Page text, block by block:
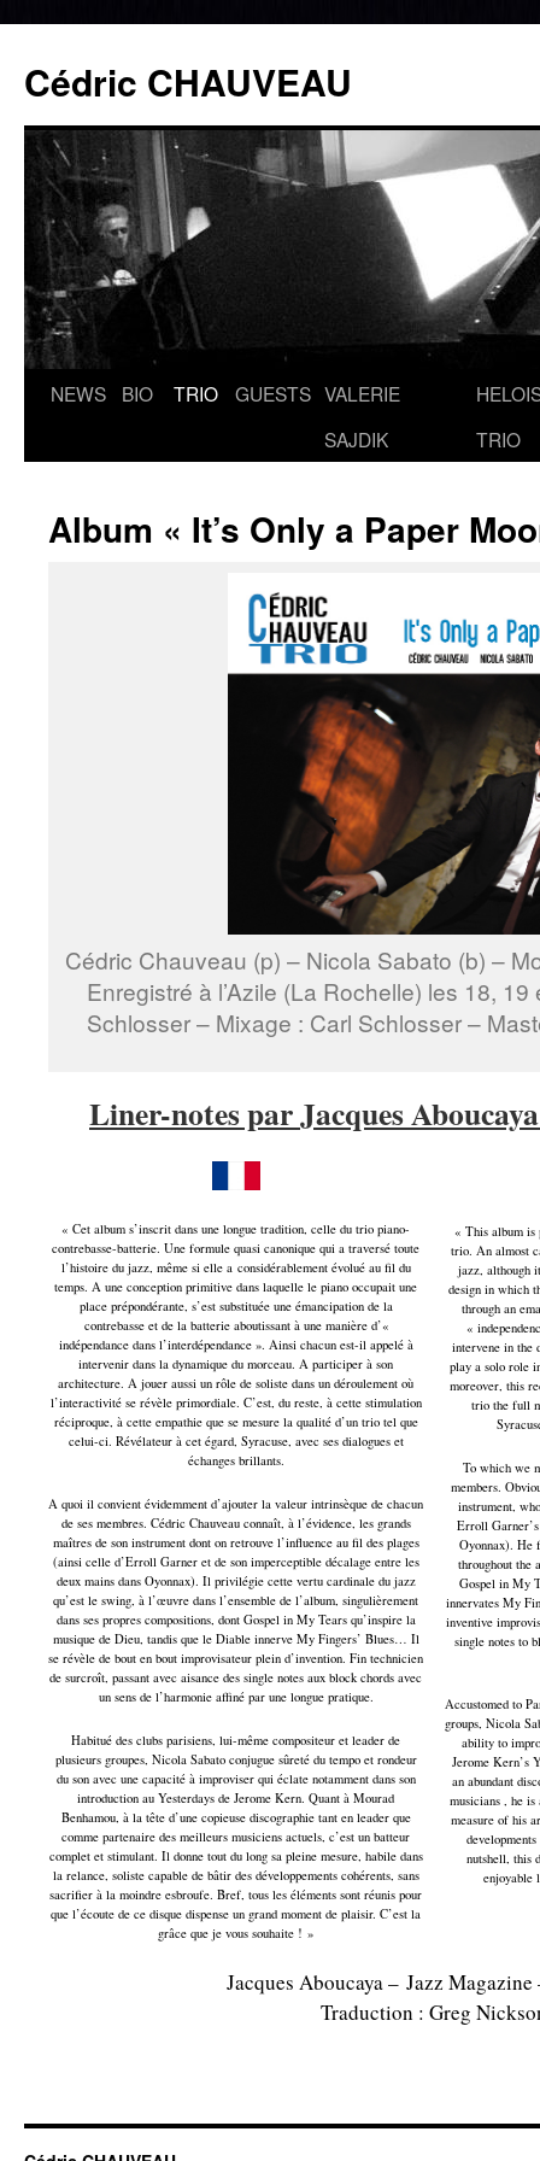
Cédric CHAUVEAU
Aller
NEWS BIO TRIO GUESTS VALERIE
SAJDIK
TRIO
Album « It’s Only a Paper
Cédric Chauveau (p) – Nicola Sabato (b) –
Enregistré à l’Azile (La Rochelle) les 18,
Schlosser – Mixage : Carl Schlosser –
Liner-notes par Jacques
« Cet album s’inscrit dans une longue tradition, celle du trio piano-
contrebasse-batterie. Une formule quasi canonique qui a traversé toute
l’histoire du jazz, même si elle a considérablement évolué au fil du
temps. A une conception primitive dans laquelle le piano occupait une
place prépondérante, s’est substituée une émancipation de la
contrebasse et de la batterie aboutissant à une manière d’«
indépendance dans l’interdépendance ». Ainsi chacun est-il appelé à
intervenir dans la dynamique du morceau. A participer à son
architecture. A jouer aussi un rôle de soliste dans un déroulement où
l’interactivité se révèle primordiale. C’est, du reste, à cette stimulation
réciproque, à cette empathie que se mesure la qualité d’un trio tel que
celui-ci. Révélateur à cet égard, Syracuse, avec ses dialogues et
échanges brillants.
A quoi il convient évidemment d’ajouter la valeur intrinsèque de chacun
de ses membres. Cédric Chauveau connaît, à l’évidence, les grands
maîtres de son instrument dont on retrouve l’influence au fil des plages
(ainsi celle d’Erroll Garner et de son imperceptible décalage entre les
deux mains dans Oyonnax). Il privilégie cette vertu cardinale du jazz
qu’est le swing, à l’œuvre dans l’ensemble de l’album, singulièrement
dans ses propres compositions, dont Gospel in My Tears qu’inspire la
musique de Dieu, tandis que le Diable innerve My Fingers’ Blues… Il
se révèle de bout en bout improvisateur plein d’invention. Fin technicien
de surcroît, passant avec aisance des single notes aux block chords avec
un sens de l’harmonie affiné par une longue pratique.
Habitué des clubs parisiens, lui-même compositeur et leader de
plusieurs groupes, Nicola Sabato conjugue sûreté du tempo et rondeur
du son avec une capacité à improviser qui éclate notamment dans son
introduction au Yesterdays de Jerome Kern. Quant à Mourad
Benhamou, à la tête d’une copieuse discographie tant en leader que
comme partenaire des meilleurs musiciens actuels, c’est un batteur
complet et stimulant. Il donne tout du long sa pleine mesure, habile dans
la relance, soliste capable de bâtir des développements cohérents, sans
sacrifier à la moindre esbroufe. Bref, tous les éléments sont réunis pour
que l’écoute de ce disque dispense un grand moment de plaisir. C’est la
grâce que je vous souhaite ! »
« This album is
trio. An almost
jazz, although
design in which
through an
«
intervene in the
play a solo role
moreover, this
trio the full
To which we
members.
instrument,
Erroll
Oyonnax). He
throughout the
Gospel in My
innervates My
inventive
single notes to
Accustomed to
groups, Nicola
ability to
Jerome Kern’s
an abundant
musicians , he
measure of his
nutshell, this
enjoyable
Jacques Aboucaya – Jazz Magazine
Traduction : Greg